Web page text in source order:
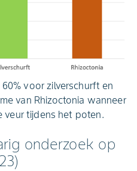
voor zilverschurft en
van Rhizoctonia wanneer
veur tijdens het poten.
onderzoek op